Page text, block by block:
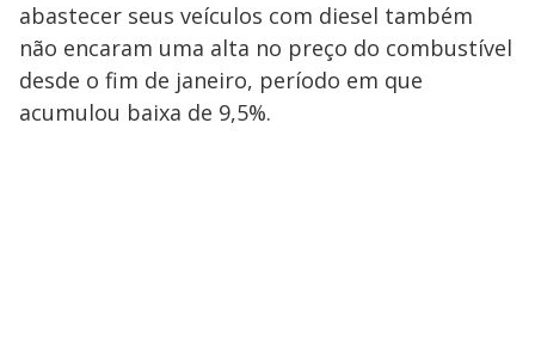
abastecer seus veículos com diesel também
não encaram uma alta no preço do combustível
desde o fim de janeiro, período em que
acumulou baixa de 9,5%.